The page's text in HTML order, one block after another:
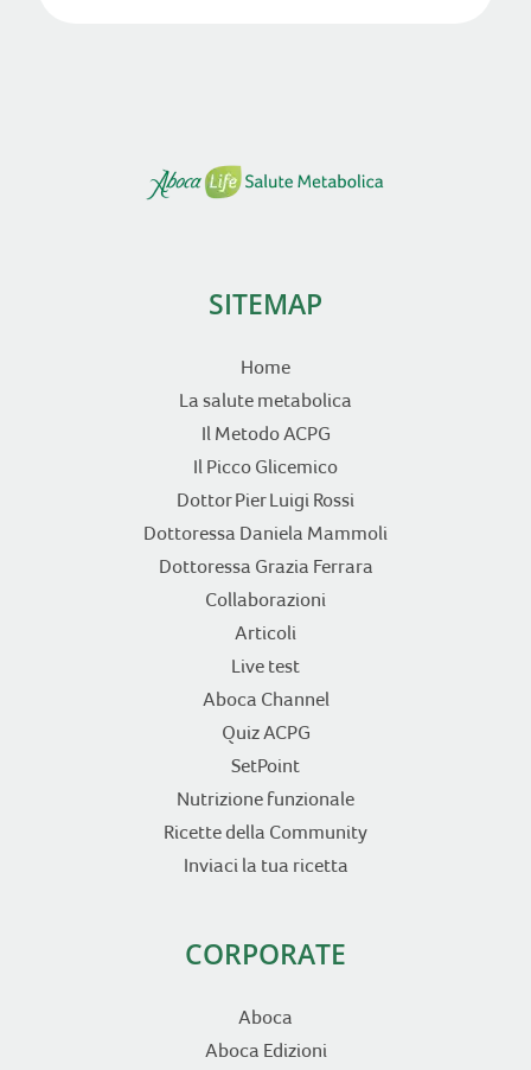
SITEMAP
Home
La salute metabolica
Il Metodo ACPG
Il Picco Glicemico
Dottor Pier Luigi Rossi
Dottoressa Daniela Mammoli
Dottoressa Grazia Ferrara
Collaborazioni
Articoli
Live test
Aboca Channel
Quiz ACPG
SetPoint
Nutrizione funzionale
Ricette della Community
Inviaci la tua ricetta
CORPORATE
Aboca
Aboca Edizioni